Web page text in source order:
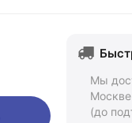
Мы
(до